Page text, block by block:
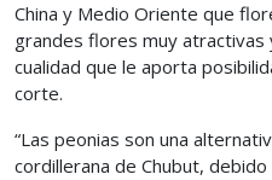
China y Medio Oriente que
grandes flores muy
cualidad que le aporta
corte.
“Las peonias son una
cordillerana de Chubut,